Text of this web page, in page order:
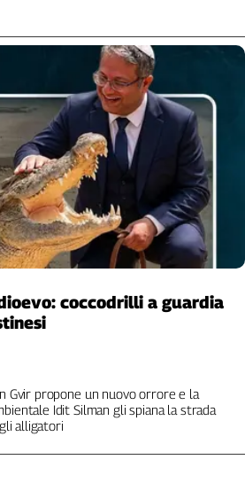
coccodrilli a guardia
Gvir propone un nuovo orrore e la
Idit Silman gli spiana la strada
alligatori